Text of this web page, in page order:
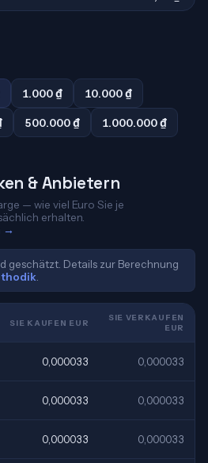
1.000 ₫ 10.000 ₫
500.000 ₫ 1.000.000 ₫
& Anbietern
— wie viel Euro Sie je
erhalten.
→
geschätzt. Details zur Berechnung
SIE KAUFEN EUR
SIE VERKAUFEN
EUR
0,000033 0,000033
0,000033 0,000033
0,000033 0,000033